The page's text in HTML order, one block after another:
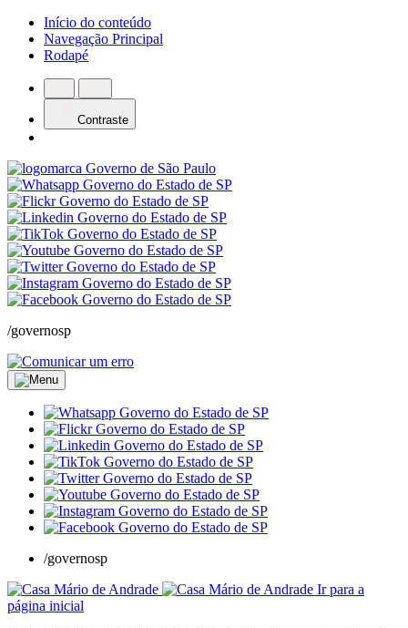
Início do conteúdo
Navegação Principal
Rodapé
Contraste
/governosp
/governosp
Ir para a
página inicial